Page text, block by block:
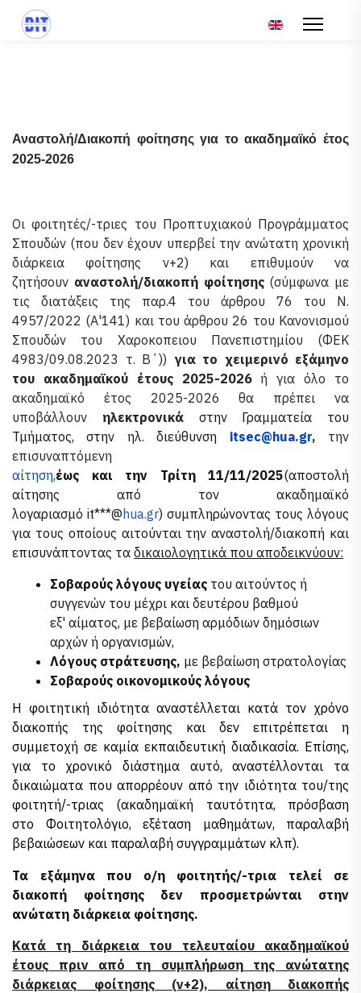
Επιλέξτε τη
Αναστολή/Διακοπή φοίτησηςγια τοακαδημαϊκό έτος
2025-2026
Οι φοιτητές/-τριες του Προπτυχιακού Προγράμματος
Σπουδών (που δεν έχουν υπερβεί την ανώτατη χρονική
διάρκεια φοίτησης ν+2) και επιθυμούν να
ζητήσουν αναστολή/διακοπήφοίτησης(σύμφωνα με
τις διατάξεις της παρ.4 του άρθρου 76 του Ν.
4957/2022 (Α'141) και του άρθρου 26 του Κανονισμού
Σπουδών του Χαροκοπειου Πανεπιστημίου (ΦΕΚ
4983/09.08.2023 τ. Β΄)) για το χειμερινό εξάμηνο
του ακαδημαϊκού έτους 2025-2026ή για όλο το
ακαδημαϊκό έτος 2025-2026 θα πρέπει να
υποβάλλουν ηλεκτρονικά στην Γραμματεία του
Τμήματος, στην ηλ. διεύθυνση
itsec@hua.gr, την
επισυναπτόμενη
αίτηση,έως και την Τρίτη 11/11/2025(αποστολή
αίτησης από τον ακαδημαϊκό
λογαριασμό it***@ hua.gr) συμπληρώνοντας τους λόγους
για τους οποίους αιτούνται τηναναστολή/διακοπή και
επισυνάπτοντας τα δικαιολογητικά που αποδεικνύουν:
Σοβαρούς λόγους υγείας του αιτούντος ή
συγγενών του μέχρι και δευτέρου βαθμού
εξ' αίματος, με βεβαίωση αρμόδιων δημόσιων
αρχών ή οργανισμών,
Λόγους στράτευσης, με βεβαίωση στρατολογίας
Σοβαρούς οικονομικούς λόγους
Η φοιτητική ιδιότητα αναστέλλεται κατά τον χρόνο
διακοπής της φοίτησης και δεν επιτρέπεται η
συμμετοχή σε καμία εκπαιδευτική διαδικασία. Επίσης,
για το χρονικό διάστημα αυτό, αναστέλλονται τα
δικαιώματα που απορρέουν από την ιδιότητα του/της
φοιτητή/-τριας (ακαδημαϊκή ταυτότητα, πρόσβαση
στο Φοιτητολόγιο, εξέταση μαθημάτων, παραλαβή
βεβαιώσεων και παραλαβή συγγραμμάτων κλπ).
Τα εξάμηνα που ο/η φοιτητής/-τρια τελεί σε
διακοπή φοίτησης δεν προσμετρώνται στην
ανώτατη διάρκεια φοίτησης.
Κατά τη διάρκεια του τελευταίου ακαδημαϊκού
έτους πριν από τη συμπλήρωση της ανώτατης
διάρκειας φοίτησης (ν+2), αίτηση διακοπής